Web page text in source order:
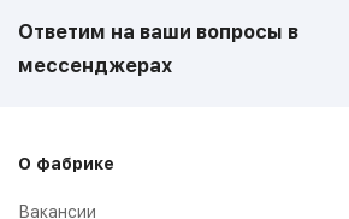
Ответим на ваши вопросы в
мессенджерах
О фабрике
Вакансии